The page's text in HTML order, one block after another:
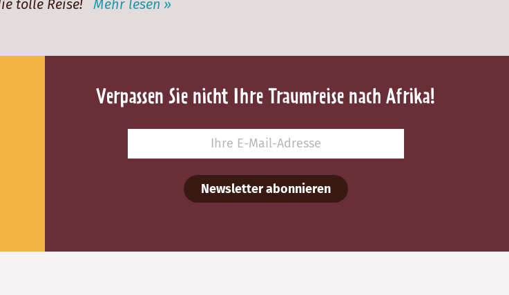
tolle Reise! Mehr lesen »
Verpassen Sie nicht Ihre Traumreise nach Afrika!
Newsletter abonnieren